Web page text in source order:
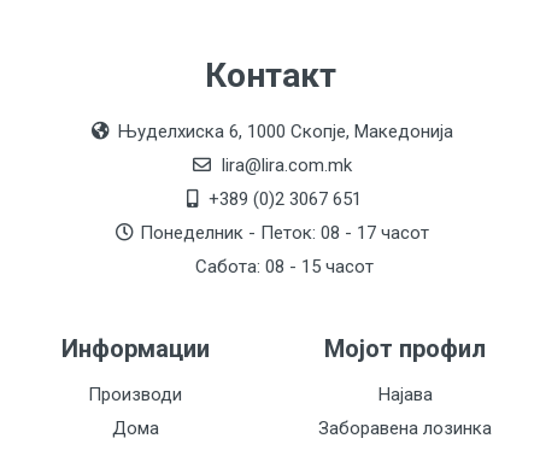
Контакт
Њуделхиска 6, 1000 Скопје, Македонија
lira@lira.com.mk
+389 (0)2 3067 651
Понеделник - Петок: 08 - 17 часот
Сабота: 08 - 15 часот
Информации
Производи
Дома
Мојот профил
Најава
Заборавена лозинка